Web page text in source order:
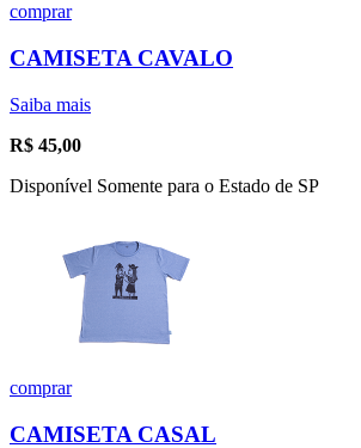
comprar
CAMISETA CAVALO
Saiba mais
R$ 45,00
Disponível Somente para o Estado de SP
comprar
CAMISETA CASAL